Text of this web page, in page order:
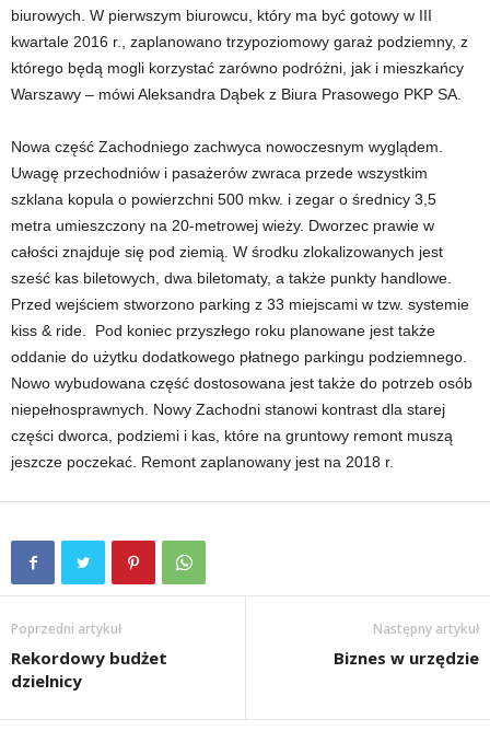
biurowych. W pierwszym biurowcu, który ma być gotowy w III
kwartale 2016 r., zaplanowano trzypoziomowy garaż podziemny, z
którego będą mogli korzystać zarówno podróżni, jak i mieszkańcy
Warszawy – mówi Aleksandra Dąbek z Biura Prasowego PKP SA.
Nowa część Zachodniego zachwyca nowoczesnym wyglądem.
Uwagę przechodniów i pasażerów zwraca przede wszystkim
szklana kopula o powierzchni 500 mkw. i zegar o średnicy 3,5
metra umieszczony na 20-metrowej wieży. Dworzec prawie w
całości znajduje się pod ziemią. W środku zlokalizowanych jest
sześć kas biletowych, dwa biletomaty, a także punkty handlowe.
Przed wejściem stworzono parking z 33 miejscami w tzw. systemie
kiss & ride. Pod koniec przyszłego roku planowane jest także
oddanie do użytku dodatkowego płatnego parkingu podziemnego.
Nowo wybudowana część dostosowana jest także do potrzeb osób
niepełnosprawnych. Nowy Zachodni stanowi kontrast dla starej
części dworca, podziemi i kas, które na gruntowy remont muszą
jeszcze poczekać. Remont zaplanowany jest na 2018 r.
Poprzedni artykuł
Rekordowy budżet
dzielnicy
Następny artykuł
Biznes w urzędzie